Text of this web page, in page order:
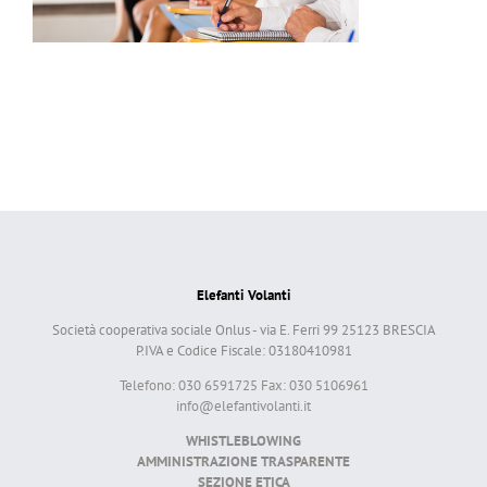
Elefanti Volanti
Società cooperativa sociale Onlus - via E. Ferri 99 25123 BRESCIA
P.IVA e Codice Fiscale: 03180410981
Telefono: 030 6591725 Fax: 030 5106961
info@elefantivolanti.it
WHISTLEBLOWING
AMMINISTRAZIONE TRASPARENTE
SEZIONE ETICA